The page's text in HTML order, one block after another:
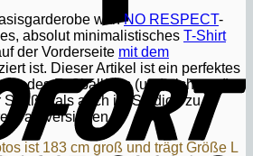
withNO RESPECT-
absolut minimalistisches T-Shirt
der Vorderseite mit dem
ist. Dieser Artikel ist ein perfektes
jedes Fußballfans (und nicht nur!),
als auch im Stadion zu
Farbversionen.
ist 183 cm groß und trägt Größe L